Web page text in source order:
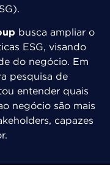
busca ampliar o
ESG, visando
do negócio. Em
pesquisa de
entender quais
negócio são mais
capazes